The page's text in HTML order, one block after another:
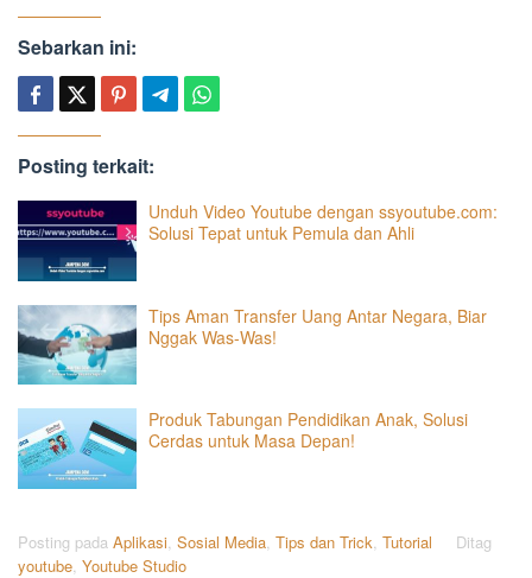
Sebarkan ini:
Posting terkait:
Unduh Video Youtube dengan ssyoutube.com:
Solusi Tepat untuk Pemula dan Ahli
Tips Aman Transfer Uang Antar Negara, Biar
Nggak Was-Was!
Produk Tabungan Pendidikan Anak, Solusi
Cerdas untuk Masa Depan!
Posting pada Aplikasi Sosial Media Tips dan Trick Tutorial
Ditag
youtube Youtube Studio